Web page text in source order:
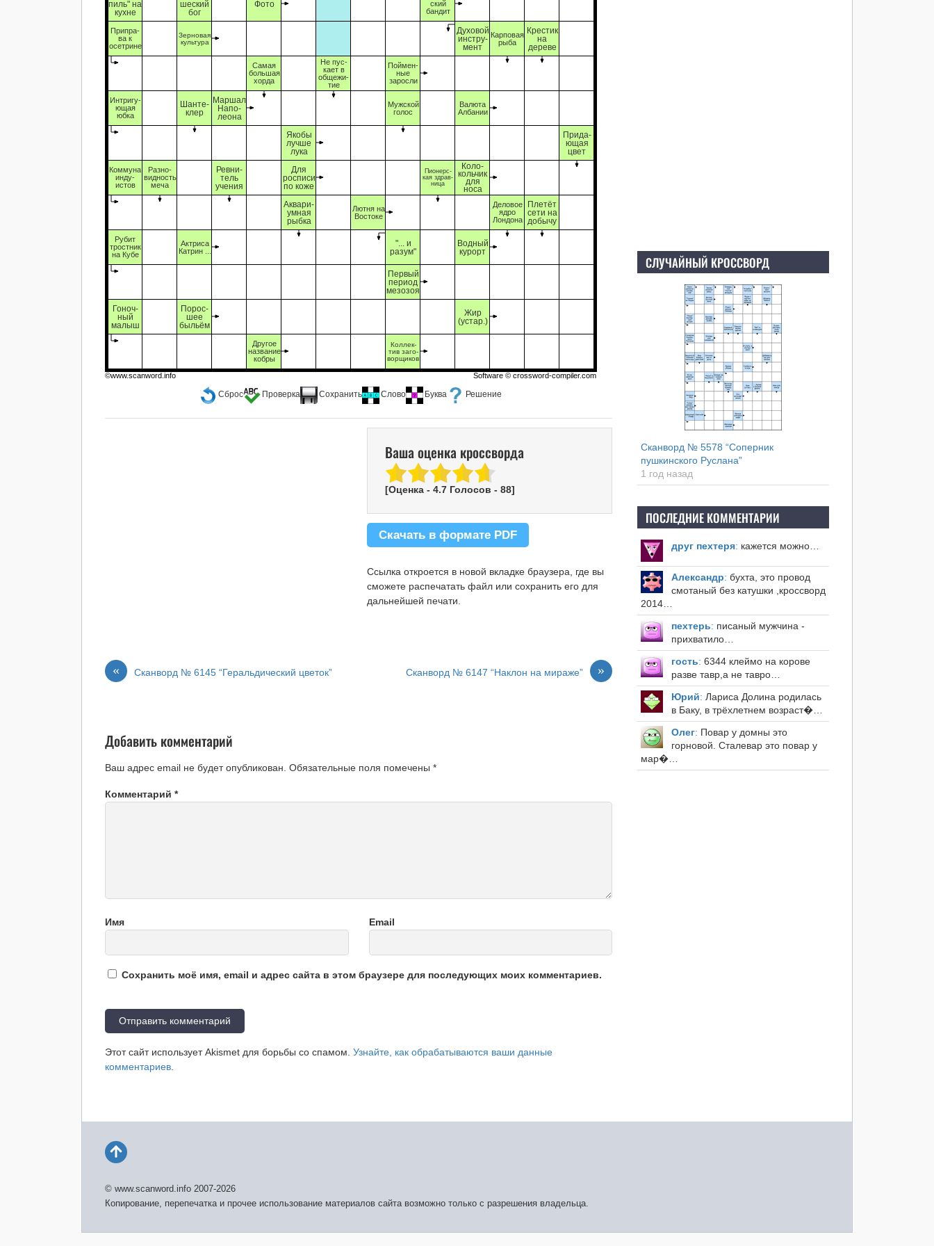
Сброс Проверка Сохранить Слово Буква Решение
пиль" на
кухне
шеский
бог
Фото
ский
бандит
Припра-
ва к
осетрине
Зерновая
культура
Духовой
инстру-
мент
Карповая
рыба
Крестик
на
дереве
Самая
большая
хорда
Не пус-
кает в
общежи-
тие
Поймен-
ные
заросли
Интригу-
ющая
юбка
Шанте-
клер
Маршал
Напо-
леона
Мужской
голос
Валюта
Албании
Якобы
лучше
лука
Прида-
ющая
цвет
Коммуна
инду-
истов
Разно-
видность
меча
Ревни-
тель
учения
Для
росписи
по коже
Пионерс-
кая здрав-
ница
Коло-
кольчик
для
носа
Аквари-
умная
рыбка
Лютня на
Востоке
Деловое
ядро
Лондона
Плетёт
сети на
добычу
Рубит
тростник
на Кубе
Актриса
Катрин ...
"... и
разум"
Водный
курорт
Первый
период
мезозоя
Гоноч-
ный
малыш
Порос-
шее
быльём
Жир
(устар.)
Другое
название
кобры
Коллек-
тив заго-
ворщиков
©www.scanword.info Software ©crossword-compiler.com
Ваша оценка кроссворда
[Оценка - 4.7Голосов - 88]
Скачать в формате PDF
Ссылка откроется в новой вкладке браузера, где вы
сможете распечатать файл или сохранить его для
дальнейшей печати.
« Сканворд № 6145 “Геральдический цветок” »
Сканворд № 6147 “Наклон на мираже”
Добавить комментарий
Ваш адрес email не будет опубликован. Обязательные поля помечены*
Комментарий*
Имя Email
Сохранить моё имя, email и адрес сайта в этом браузере для последующих моих комментариев.
Этот сайт использует Akismet для борьбы со спамом.Узнайте, как обрабатываются ваши данные
комментариев
СЛУЧАЙНЫЙ КРОССВОРД
Сканворд № 5578 “Соперник
пушкинского Руслана”
1 год назад
ПОСЛЕДНИЕ КОММЕНТАРИИ
друг пехтеря: кажется можно…
Александр: бухта, это провод
смотаный без катушки ,кроссворд
2014…
пехтерь: писаный мужчина -
прихватило…
гость: 6344 клеймо на корове
разве тавр,а не тавро…
Юрий: Лариса Долина родилась
в Баку, в трёхлетнем возраст�…
Олег: Повар у домны это
горновой. Сталевар это повар у
мар�…
© www.scanword.info 2007-2026
Копирование, перепечатка и прочее использование материалов сайта возможно только с разрешения владельца.